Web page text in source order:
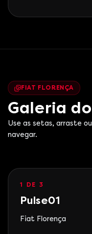
FIAT FLORENÇA
Galeria
Use as setas, arraste
navegar.
1 DE 3
Pulse01
Fiat Florença